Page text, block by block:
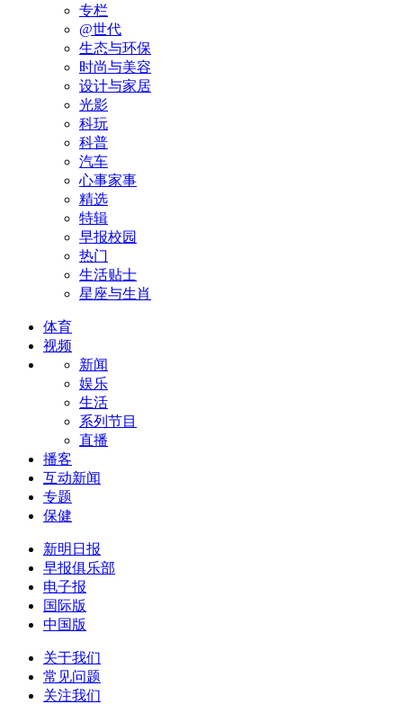
专栏
@世代
生态与环保
时尚与美容
设计与家居
光影
科玩
科普
汽车
心事家事
精选
特辑
早报校园
热门
生活贴士
星座与生肖
体育
视频
新闻
娱乐
生活
系列节目
直播
播客
互动新闻
专题
保健
新明日报
早报俱乐部
电子报
国际版
中国版
关于我们
常见问题
关注我们